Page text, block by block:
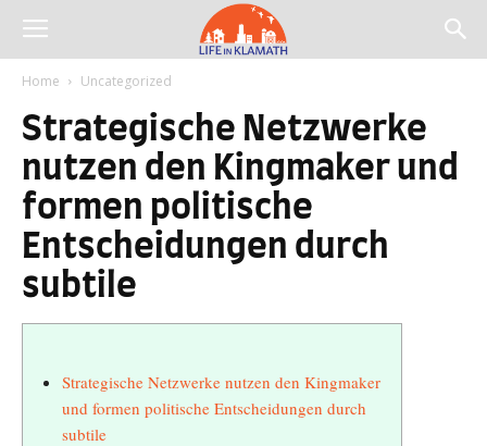
Home Uncategorized
Strategische Netzwerke
nutzen den Kingmaker und
formen politische
Entscheidungen durch
subtile
Strategische Netzwerke nutzen den Kingmaker
und formen politische Entscheidungen durch
subtile